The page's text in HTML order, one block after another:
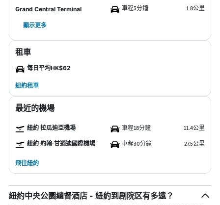
Grand Central Terminal 車程3分鐘 1.8公里
顯示更多
租車
每日平均HK$62
紐約租車
最近的機場
紐約 拉瓜迪亞機場 車程18分鐘 11.4公里
紐約 約翰·甘迺迪國際機場 車程30分鐘 27.5公里
飛往紐約
紐約中央公園總督酒店 - 紐約到剧院区有多遠？